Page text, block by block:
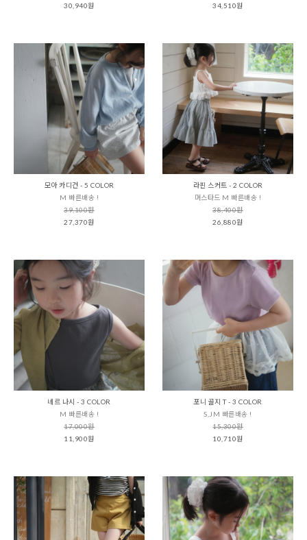
30,940원
34,510원
모아 카디건 - 5 COLOR
M 빠른배송 !
39,100원
27,370원
라핀 스커트 - 2 COLOR
머스타드 M 빠른배송 !
38,400원
26,880원
네르 나시 - 3 COLOR
M 빠른배송 !
17,000원
11,900원
포니 골지 T - 3 COLOR
S,JM 빠른배송 !
15,300원
10,710원